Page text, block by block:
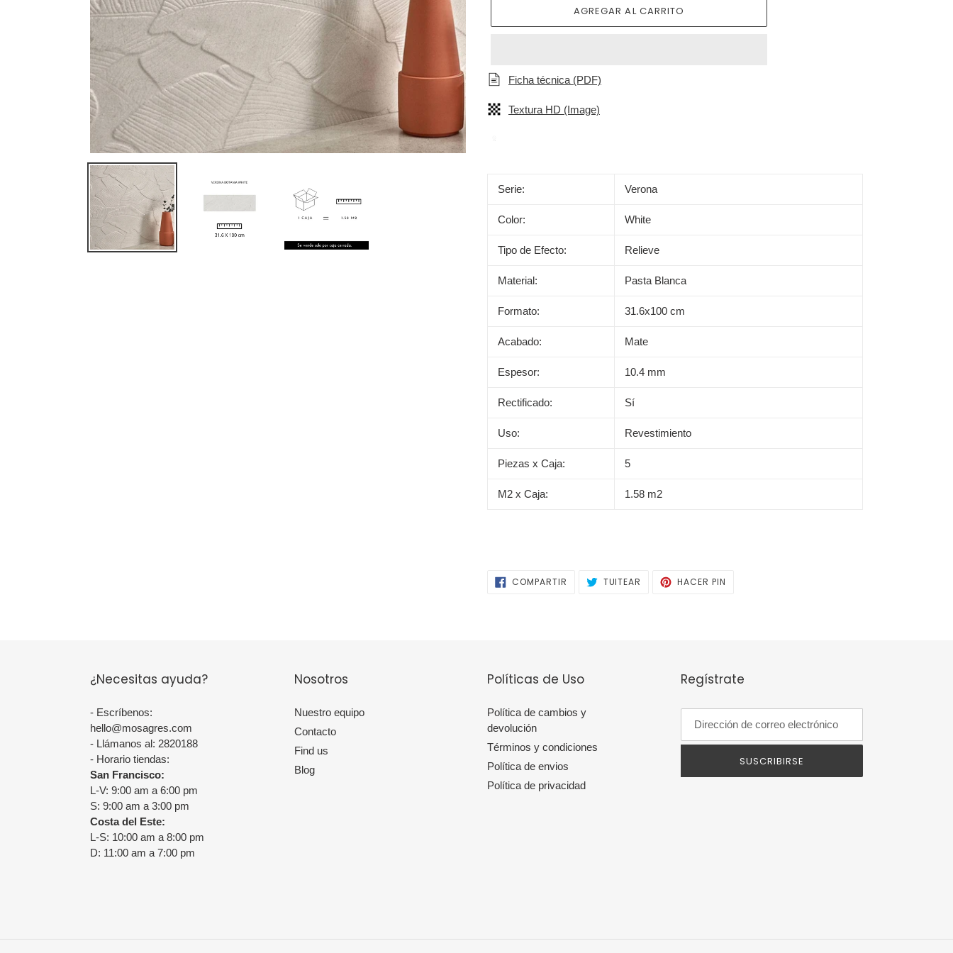
AGREGAR AL CARRITO
Ficha técnica (PDF)
Textura HD (Image)
producto
Serie: Verona
Color: White
Tipo de Efecto: Relieve
Material: Pasta Blanca
Formato: 31.6x100 cm
Acabado: Mate
Espesor: 10.4 mm
Rectificado: Sí
Uso: Revestimiento
Piezas x Caja: 5
M2 x Caja: 1.58 m2
COMPARTIR COMPARTIRTUITEAR TUITEARHACER PIN
¿Necesitas ayuda?
- Escríbenos:
hello@mosagres.com
- Llámanos al: 2820188
- Horario tiendas:
San Francisco:
L-V: 9:00 am a 6:00 pm
S: 9:00 am a 3:00 pm
Costa del Este:
L-S: 10:00 am a 8:00 pm
D: 11:00 am a 7:00 pm
Nosotros
Nuestro equipo
Contacto
Find us
Blog
Políticas de Uso
Política de cambios y
devolución
Términos y condiciones
Política de envios
Política de privacidad
Regístrate
SUSCRIBIRSE